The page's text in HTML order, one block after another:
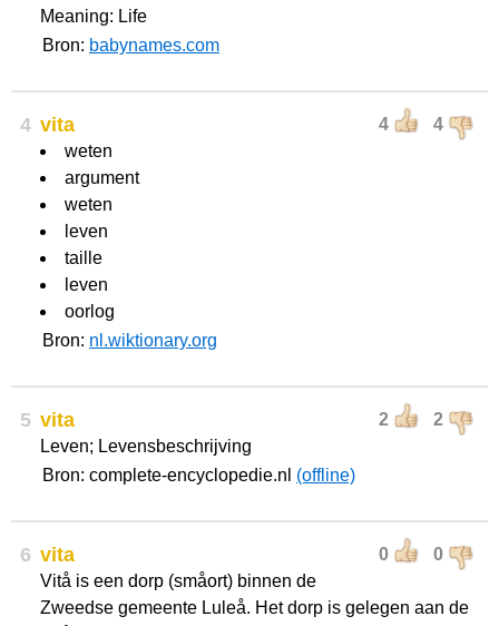
Meaning: Life
Bron: babynames.com
4 4 4
vita
weten
argument
weten
leven
taille
leven
oorlog
Bron: nl.wiktionary.org
5 2 2
vita
Leven; Levensbeschrijving
Bron: complete-encyclopedie.nl (offline)
6 0 0
vita
Vitå is een dorp (småort) binnen de
Zweedse gemeente Luleå. Het dorp is gelegen aan de